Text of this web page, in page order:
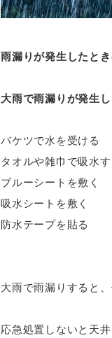
雨漏りが発生したと
大雨で雨漏りが発生
バケツで水を受ける
タオルや雑巾で吸水す
ブルーシートを敷く
吸水シートを敷く
防水テープを貼る
大雨で雨漏りすると
応急処置しないと天